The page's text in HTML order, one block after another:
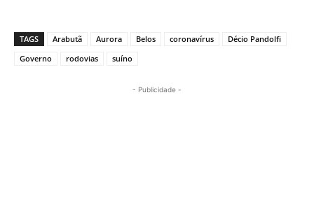
TAGS Arabutã Aurora Belos coronavírus
Décio Pandolfi
Governo
rodovias suíno
- Publicidade -